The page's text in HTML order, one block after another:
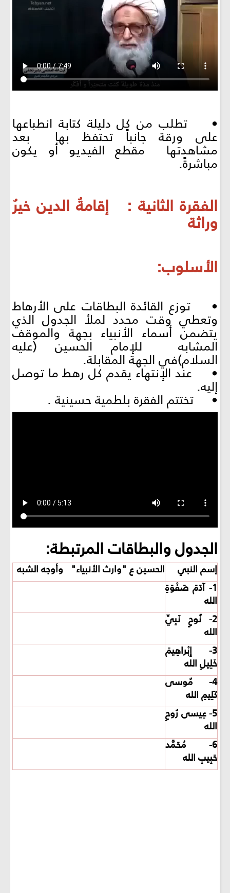
• تطلب من كل دليلة كتابة انطباعها
على ورقة جانباً تحتفظ بها بعد
مشاهدتها مقطع الفيديو أو يكون
مباشرةً.
الفقرة الثانية : إقامةُ الدين خيرُ
وراثة
الأسلوب:
• توزع القائدة البطاقات على الأرهاط
وتعطي وقت محدد لملأ الجدول الذي
يتضمن أسماء الأنبياء بجهة والموقف
المشابه للإمام الحسين (عليه
السلام)في الجهة المقابلة.
• عند الإنتهاء يقدم كل رهط ما توصل
إليه.
• تختتم الفقرة بلطمية حسينية .
الجدول والبطاقات المرتبطة:
إسم النبي
الحسين ع "وارث الأنبياء" وأوجه الشبه
1- آدَمَ صَفْوَةِ
الله
2- نُوحٍ نَبِيِّ
الله
3- إِبْراهِيمَ
خَلِيلِ الله
4- مُوسى
كَلِيمِ الله
5- عِيسى رُوحِ
الله
6- مُحَمَّد
حَبِيبِ الله